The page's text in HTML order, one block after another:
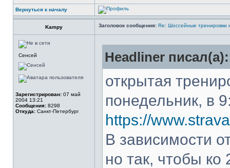
Вернуться к началу
Kampy Заголовок сообщения: Re: Шоссейные тренировки
Сенсей
Зарегистрирован: 07 май
2004 13:21
Сообщения: 8298
Откуда: Санкт-Петербург
Headliner писал(а):
открытая
понедельник, в
https://
В зависимости
но так, чтобы ко